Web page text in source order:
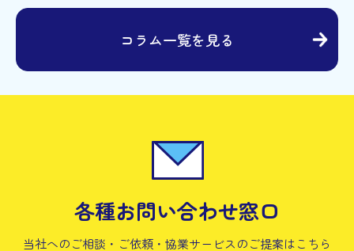
コラム一覧を見る
各種お問い合わせ窓口
当社へのご相談・ご依頼・協業サービスのご提案はこちら